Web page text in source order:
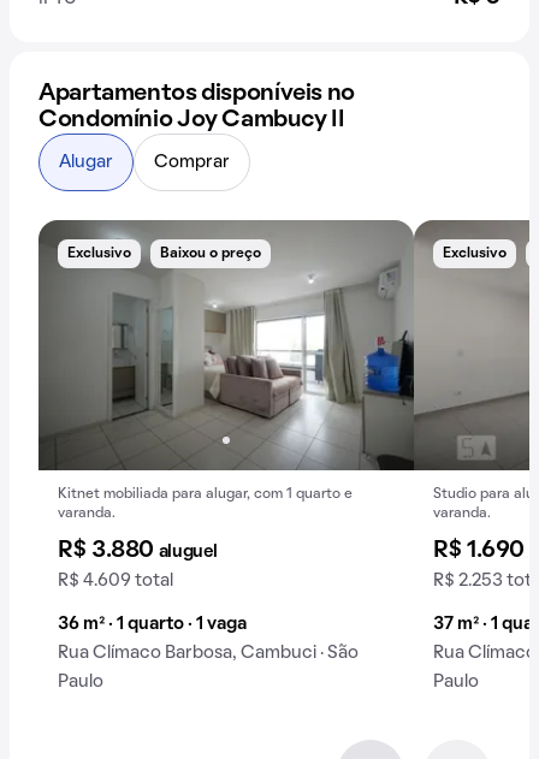
Apartamentos disponíveis no
Condomínio Joy Cambucy II
Exclusivo Baixou o preço
Kitnet mobiliada para alugar, com 1 quarto e
varanda.
R$ 3.880 aluguel
R$ 4.609 total
36 m² · 1 quarto · 1 vaga
Rua Clímaco Barbosa, Cambuci · São
Paulo
Exclusivo
Studio para
varanda.
R$ 1.690
R$ 2.253
37 m² · 1
Rua
Paulo
Alugar Comprar